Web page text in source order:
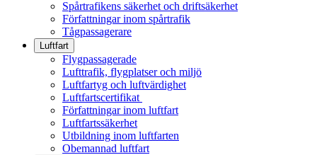
Spårtrafikens säkerhet och driftsäkerhet
Författningar inom spårtrafik
Tågpassagerare
Luftfart
Flygpassagerade
Lufttrafik, flygplatser och miljö
Luftfartyg och luftvärdighet
Luftfartscertifikat
Författningar inom luftfart
Luftfartssäkerhet
Utbildning inom luftfarten
Obemannad luftfart